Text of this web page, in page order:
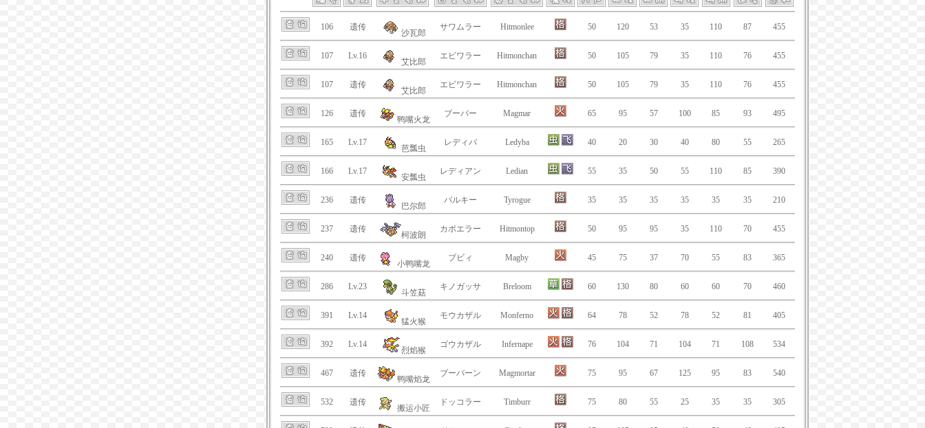
106 遗传
沙瓦郎
サワムラー Hitmonlee 50 120 53 35 110 87 455
107 Lv.16
艾比郎
エビワラー Hitmonchan 50 105 79 35 110 76 455
107 遗传
艾比郎
エビワラー Hitmonchan 50 105 79 35 110 76 455
126 遗传
鸭嘴火龙
ブーバー Magmar 65 95 57 100 85 93 495
165 Lv.17
芭瓢虫
レディバ Ledyba 40 20 30 40 80 55 265
166 Lv.17
安瓢虫
レディアン Ledian 55 35 50 55 110 85 390
236 遗传
巴尔郎
バルキー Tyrogue 35 35 35 35 35 35 210
237 遗传
柯波朗
カポエラー Hitmontop 50 95 95 35 110 70 455
240 遗传
小鸭嘴龙
ブビィ Magby 45 75 37 70 55 83 365
286 Lv.23
斗笠菇
キノガッサ Breloom 60 130 80 60 60 70 460
391 Lv.14
猛火猴
モウカザル Monferno 64 78 52 78 52 81 405
392 Lv.14
烈焰猴
ゴウカザル Infernape 76 104 71 104 71 108 534
467 遗传
鸭嘴焰龙
ブーバーン Magmortar 75 95 67 125 95 83 540
532 遗传
搬运小匠
ドッコラー Timburr 75 80 55 25 35 35 305